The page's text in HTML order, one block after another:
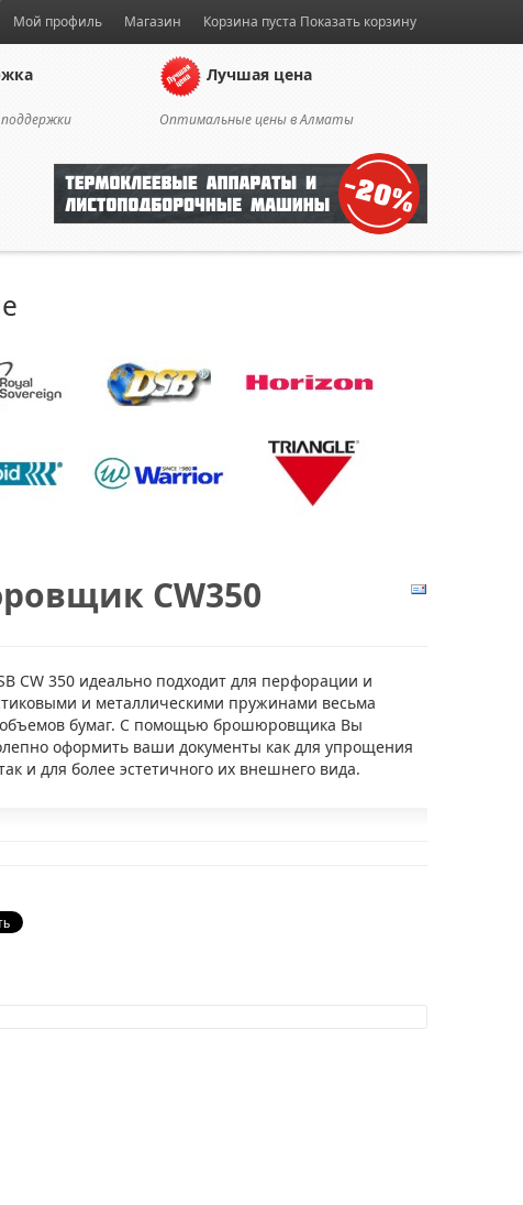
Корзина пуста Показать корзину
Мой профиль Магазин
поддержки
Лучшая цена
Оптимальные цены в Алматы
CW350
CW 350 идеально подходит для перфорации и
и металлическими пружинами весьма
бумаг. С помощью брошюровщика Вы
оформить ваши документы как для упрощения
и для более эстетичного их внешнего вида.